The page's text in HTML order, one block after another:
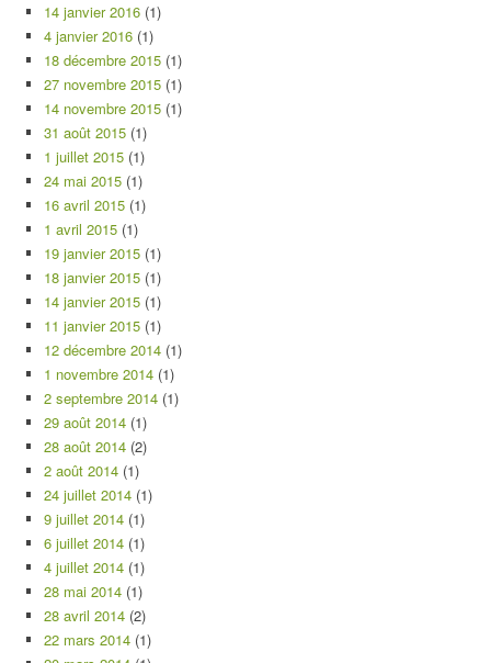
14 janvier 2016 (1)
4 janvier 2016 (1)
18 décembre 2015 (1)
27 novembre 2015 (1)
14 novembre 2015 (1)
31 août 2015 (1)
1 juillet 2015 (1)
24 mai 2015 (1)
16 avril 2015 (1)
1 avril 2015 (1)
19 janvier 2015 (1)
18 janvier 2015 (1)
14 janvier 2015 (1)
11 janvier 2015 (1)
12 décembre 2014 (1)
1 novembre 2014 (1)
2 septembre 2014 (1)
29 août 2014 (1)
28 août 2014 (2)
2 août 2014 (1)
24 juillet 2014 (1)
9 juillet 2014 (1)
6 juillet 2014 (1)
4 juillet 2014 (1)
28 mai 2014 (1)
28 avril 2014 (2)
22 mars 2014 (1)